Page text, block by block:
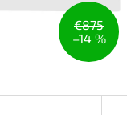
€875
–14 %